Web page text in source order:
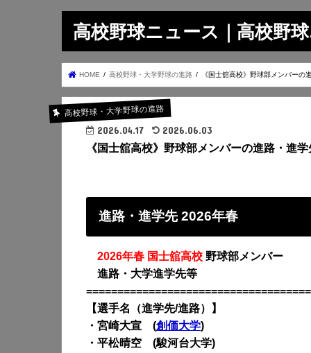
高校野球ニュース｜高校野
HOME 高校野球・大学野球の進路 《国士舘高校》野球部メンバー
高校野球・大学野球の進路
2026.04.17 2026.06.03
《国士舘高校》野球部メンバーの進路・進
進路・進学先 2026年春
2026年春 国士舘高校 野球部メンバー
進路・大学進学先等
【選手名（進学先/進路）】
・宮崎大宣 (創価大学)
・平松晴空 (駿河台大学)